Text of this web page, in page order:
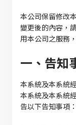
本公司保留修改
變更後的內容，
用本公司之服務
一、告知
本系統及本系統
本系統及本系統
告以下告知事項：